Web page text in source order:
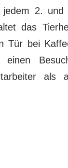
jedem 2.
das
Tür bei
einen
als